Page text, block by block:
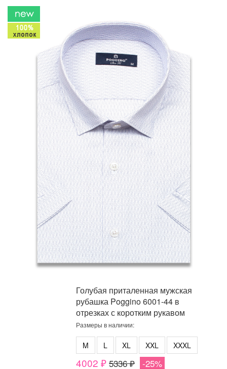
Голубая приталенная мужская
рубашка Poggino 6001-44 в
отрезках с коротким рукавом
Размеры в наличии:
M L XL XXL XXXL
4002 ₽ 5336 ₽ -25%